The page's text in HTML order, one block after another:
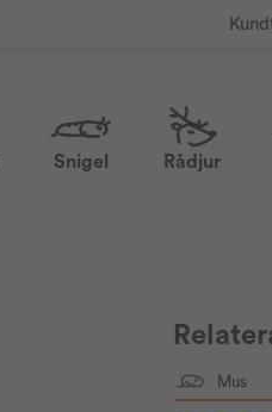
Snigel Rådjur
Mus